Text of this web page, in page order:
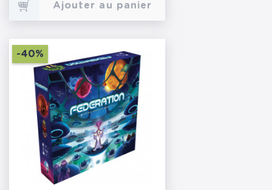
Ajouter au panier
-40%